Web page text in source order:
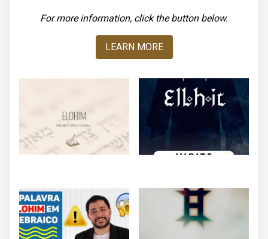
For more information, click the button below.
LEARN MORE